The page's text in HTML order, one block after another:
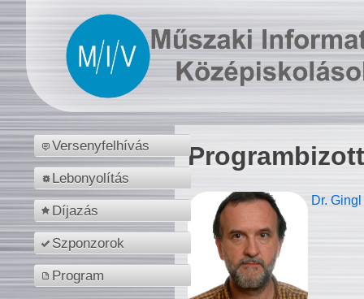
Versenyfelhívás
Lebonyolítás
Díjazás
Szponzorok
Program
Dr.